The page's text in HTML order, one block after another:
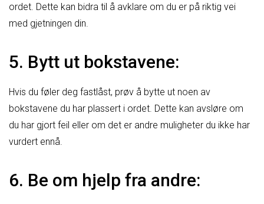
ordet. Dette kan bidra til å avklare om du er på riktig vei
med gjetningen din.
5. Bytt ut bokstavene:
Hvis du føler deg fastlåst, prøv å bytte ut noen av
bokstavene du har plassert i ordet. Dette kan avsløre om
du har gjort feil eller om det er andre muligheter du ikke har
vurdert ennå.
6. Be om hjelp fra andre: